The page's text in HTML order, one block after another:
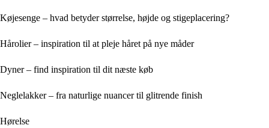
Køjesenge – hvad betyder størrelse, højde og stigeplacering?
Hårolier – inspiration til at pleje håret på nye måder
Dyner – find inspiration til dit næste køb
Neglelakker – fra naturlige nuancer til glitrende finish
Hørelse